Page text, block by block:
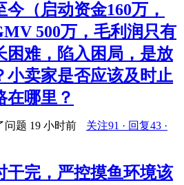
今（启动资金160万，
500万，毛利润只有
困难，陷入困局，是放
小卖家是否应该及时止
在哪里？
问题 19 小时前
关注91 · 回复43 ·
干完，严控摸鱼环境该